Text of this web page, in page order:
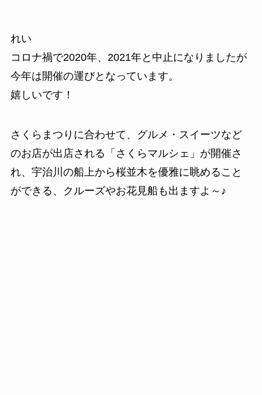
れい
コロナ禍で2020年、2021年と中止になりましたが
今年は開催の運びとなっています。
嬉しいです！
さくらまつりに合わせて、グルメ・スイーツなど
のお店が出店される「さくらマルシェ」が開催さ
れ、宇治川の船上から桜並木を優雅に眺めること
ができる、クルーズやお花見船も出ますよ～♪